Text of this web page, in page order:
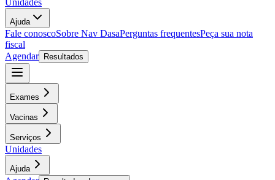
Unidades
Ajuda
Fale conoscoSobre Nav DasaPerguntas frequentesPeça sua nota
fiscal
Agendar
Resultados
Exames
Vacinas
Serviços
Unidades
Ajuda